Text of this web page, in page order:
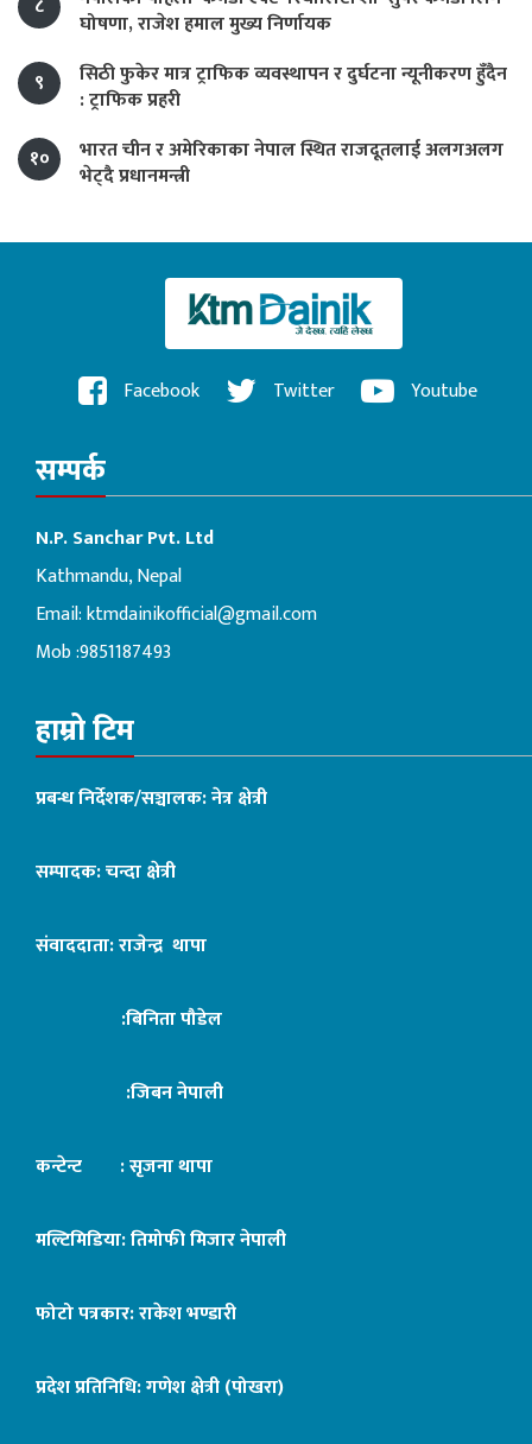
८
घोषणा, राजेश हमाल मुख्य निर्णायक
९
सिठी फुकेर मात्र ट्राफिक व्यवस्थापन र दुर्घटना न्यूनीकरण हुँदैन
: ट्राफिक प्रहरी
१०
भारत चीन र अमेरिकाका नेपाल स्थित राजदूतलाई अलगअलग
भेट्दै प्रधानमन्त्री
Facebook Twitter Youtube
सम्पर्क
N.P. Sanchar Pvt. Ltd
Kathmandu, Nepal
Email:ktmdainikofficial@gmail.com
Mob :9851187493
हाम्रो टिम
प्रबन्ध निर्देशक/सञ्चालक: नेत्र क्षेत्री
सम्पादक: चन्दा क्षेत्री
संवाददाता: राजेन्द्र थापा
:बिनिता पौडेल
:जिबन नेपाली
कन्टेन्ट : सृजना थापा
मल्टिमिडिया: तिमोफी मिजार नेपाली
फोटो पत्रकार: राकेश भण्डारी
प्रदेश प्रतिनिधि: गणेश क्षेत्री (पोखरा)